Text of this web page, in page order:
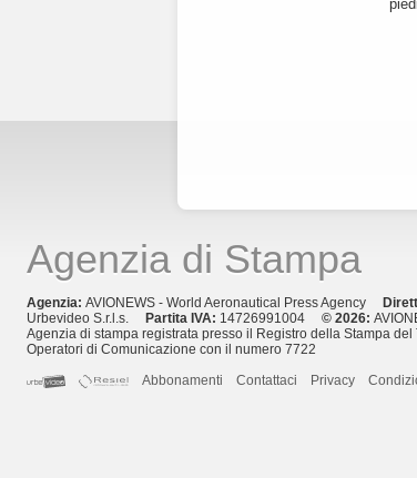
Agenzia di Stampa
Agenzia: AVIONEWS - World Aeronautical Press Agency
Urbevideo S.r.l.s.
Partita IVA: 14726991004 © 2026:
Agenzia di stampa registrata presso il Registro della Stampa
Operatori di Comunicazione con il numero 7722
Abbonamenti
Contattaci Privacy